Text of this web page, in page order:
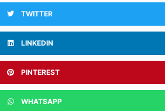
TWITTER
LINKEDIN
PINTEREST
WHATSAPP